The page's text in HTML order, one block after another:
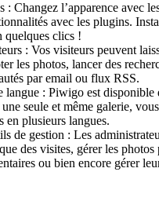
: Changez l’apparence avec
avec les plugins.
quelques clics !
: Vos visiteurs peuvent
les photos, lancer des
par email ou flux RSS.
langue : Piwigo est disponible
seule et même galerie,
en plusieurs langues.
de gestion : Les
des visites, gérer les photos
ou bien encore gérer